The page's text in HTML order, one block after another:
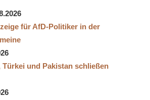
für AfD-Politiker in der
Türkei und Pakistan schließen